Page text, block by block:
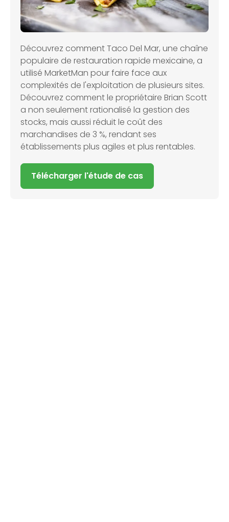
Découvrez comment Taco Del Mar, une chaîne
populaire de restauration rapide mexicaine, a
utilisé MarketMan pour faire face aux
complexités de l'exploitation de plusieurs sites.
Découvrez comment le propriétaire Brian Scott
a non seulement rationalisé la gestion des
stocks, mais aussi réduit le coût des
marchandises de 3 %, rendant ses
établissements plus agiles et plus rentables.
Télécharger l'étude de cas